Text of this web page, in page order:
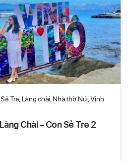
Tre, Làng chài, Nhà thờ Núi, Vịnh
Chài – Con Sẻ Tre 2